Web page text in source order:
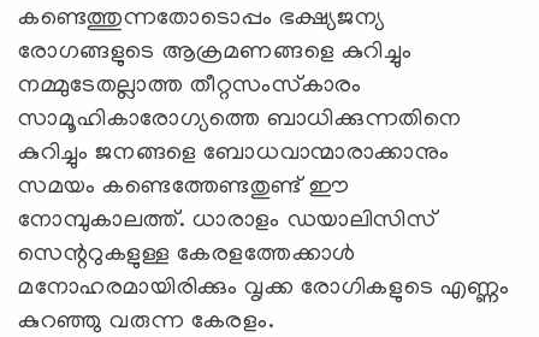
കണ്ടെത്തുന്നതോടൊപ്പം ഭക്ഷ്യജന്യ
രോഗങ്ങളുടെ ആക്രമണങ്ങളെ കുറിച്ചും
നമ്മുടേതല്ലാത്ത തീറ്റസംസ്‌കാരം
സാമൂഹികാരോഗ്യത്തെ ബാധിക്കുന്നതിനെ
കുറിച്ചും ജനങ്ങളെ ബോധവാന്മാരാക്കാനും
സമയം കണ്ടെത്തേണ്ടതുണ്ട്‌ ഈ
നോമ്പുകാലത്ത്‌. ധാരാളം ഡയാലിസിസ്‌
സെന്ററുകളുള്ള കേരളത്തേക്കാള്‍
മനോഹരമായിരിക്കും വൃക്ക രോഗികളുടെ എണ്ണം
കുറഞ്ഞു വരുന്ന കേരളം.